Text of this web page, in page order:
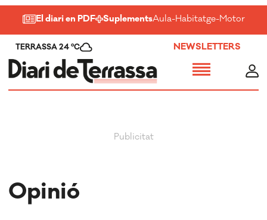
El diari en PDF SuplementsAula-Habitatge-Motor-
TERRASSA 24 ºC NEWSLETTERS
Opinió